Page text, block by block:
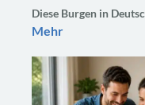
Diese Burgen in
Mehr